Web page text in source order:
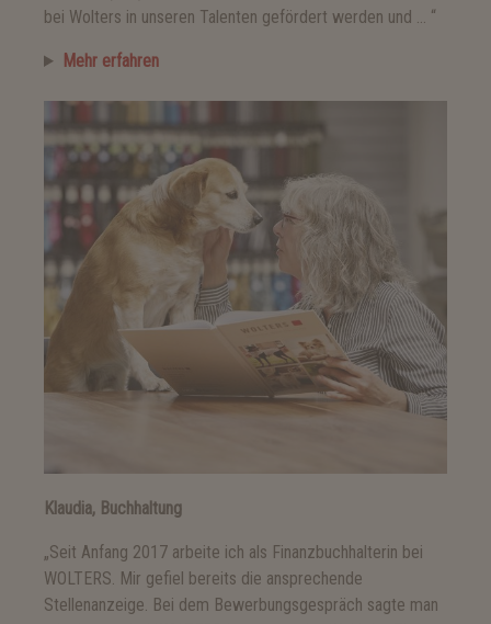
bei Wolters in unseren Talenten gefördert werden und … “
Mehr erfahren
Klaudia, Buchhaltung
„Seit Anfang 2017 arbeite ich als Finanzbuchhalterin bei
WOLTERS. Mir gefiel bereits die ansprechende
Stellenanzeige. Bei dem Bewerbungsgespräch sagte man